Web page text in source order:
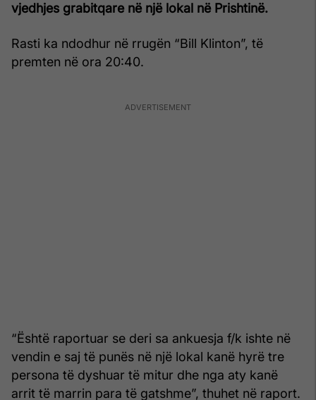
vjedhjes grabitqare në një lokal në Prishtinë.
Rasti ka ndodhur në rrugën “Bill Klinton”, të
premten në ora 20:40.
“Është raportuar se deri sa ankuesja f/k ishte në
vendin e saj të punës në një lokal kanë hyrë tre
persona të dyshuar të mitur dhe nga aty kanë
arrit të marrin para të gatshme”, thuhet në raport.